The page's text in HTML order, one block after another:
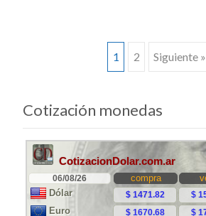
a
las
entradas
1 2 Siguiente »
Cotización monedas